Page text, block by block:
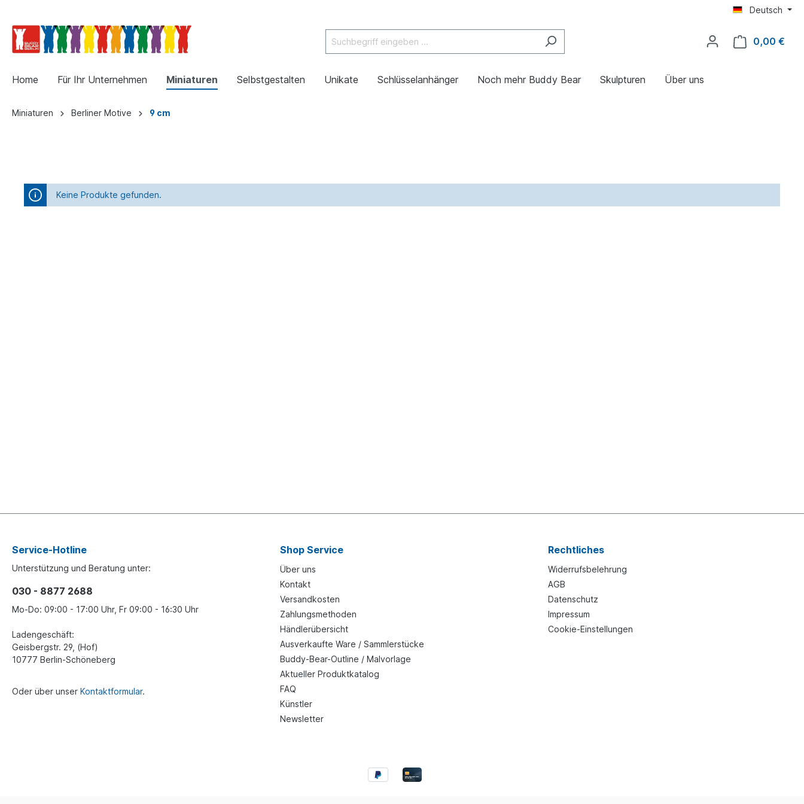
Deutsch
0,00 €
Home Für Ihr Unternehmen Miniaturen Selbstgestalten Unikate Schlüsselanhänger Noch mehr Buddy Bear Skulpturen Über uns
Miniaturen Berliner Motive 9 cm
Keine Produkte gefunden.
Service-Hotline
Unterstützung und Beratung unter:
030 - 8877 2688
Mo-Do: 09:00 - 17:00 Uhr, Fr 09:00 - 16:30 Uhr
Ladengeschäft:
Geisbergstr. 29, (Hof)
10777 Berlin-Schöneberg
Oder über unser Kontaktformular.
Shop Service
Über uns
Kontakt
Versandkosten
Zahlungsmethoden
Händlerübersicht
Ausverkaufte Ware / Sammlerstücke
Buddy-Bear-Outline / Malvorlage
Aktueller Produktkatalog
FAQ
Künstler
Newsletter
Rechtliches
Widerrufsbelehrung
AGB
Datenschutz
Impressum
Cookie-Einstellungen